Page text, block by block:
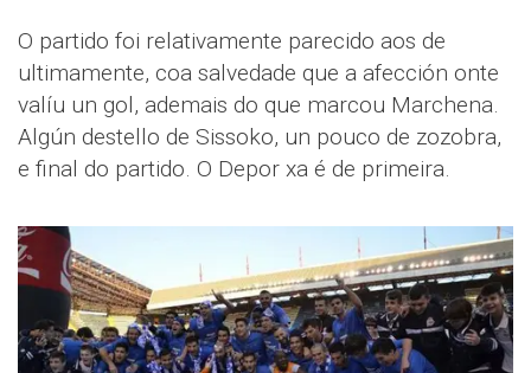
O partido foi relativamente parecido aos de
ultimamente, coa salvedade que a afección onte
valíu un gol, ademais do que marcou Marchena.
Algún destello de Sissoko, un pouco de zozobra,
e final do partido. O Depor xa é de primeira.